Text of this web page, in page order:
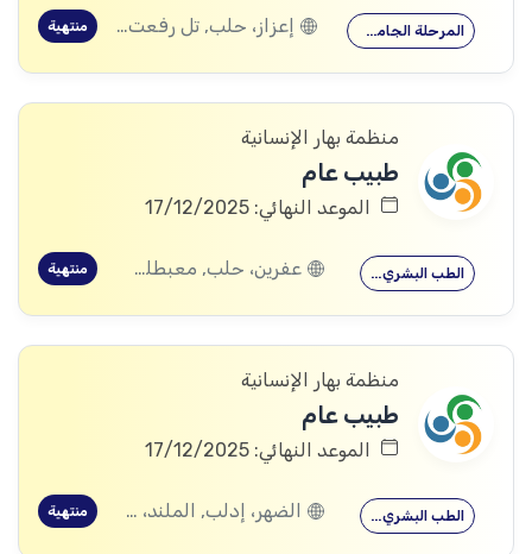
المرحلة الجامعية إعزاز، حلب, تل رفعت، إعزاز، حلب منتهية
منظمة بهار الإنسانية
طبيب عام
الموعد النهائي: 17/12/2025
الطب البشري… عفرين، حلب, معبطلي، حلب منتهية
منظمة بهار الإنسانية
طبيب عام
الموعد النهائي: 17/12/2025
الطب البشري… الضهر، إدلب, الملند، إدلب, الناجية، إدلب منتهية